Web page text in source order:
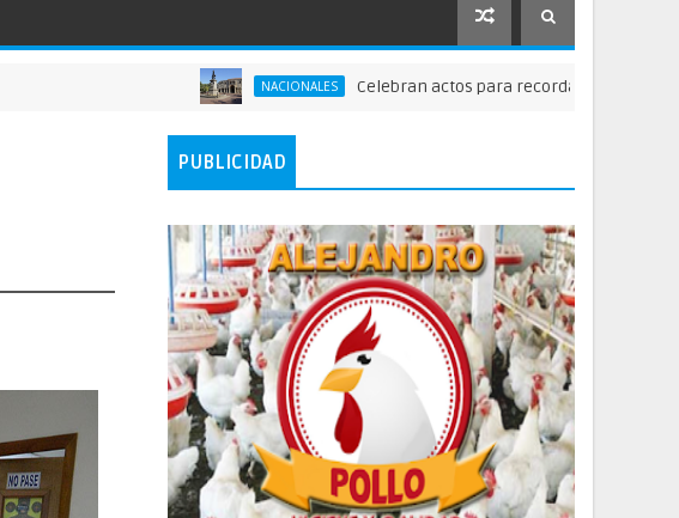
NACIONALES Celebran actos para recordar la fundación de
PUBLICIDAD